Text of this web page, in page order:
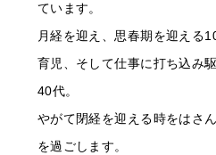
ています。
月経を迎え、思春期を迎える
育児、そして仕事に打ち込み
40代。
やがて閉経を迎える時をはさ
を過ごします。